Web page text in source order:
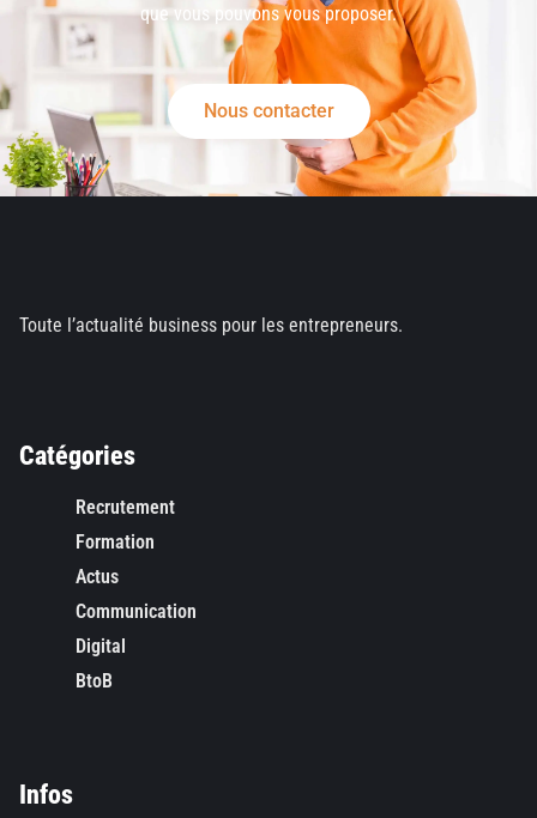
que vous pouvons vous proposer.
Nous contacter
Toute l’actualité business pour les entrepreneurs.
Catégories
Recrutement
Formation
Actus
Communication
Digital
BtoB
Infos